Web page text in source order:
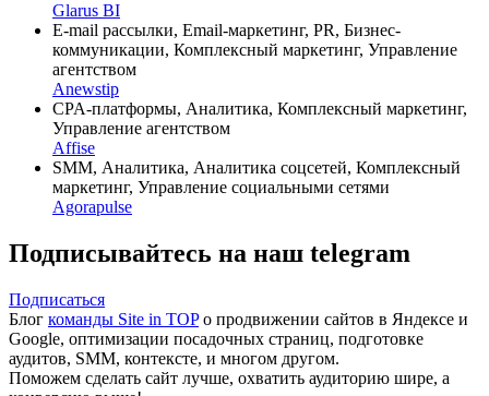
Glarus BI
E-mail рассылки, Email-маркетинг, PR, Бизнес-
коммуникации, Комплексный маркетинг, Управление
агентством
Anewstip
CPA-платформы, Аналитика, Комплексный маркетинг,
Управление агентством
Affise
SMM, Аналитика, Аналитика соцсетей, Комплексный
маркетинг, Управление социальными сетями
Agorapulse
Подписывайтесь на наш telegram
Подписаться
Блог команды Site in TOPо продвижении сайтов в Яндексе и
Google, оптимизации посадочных страниц, подготовке
аудитов, SMM, контексте, и многом другом.
Поможем сделать сайт лучше, охватить аудиторию шире, а